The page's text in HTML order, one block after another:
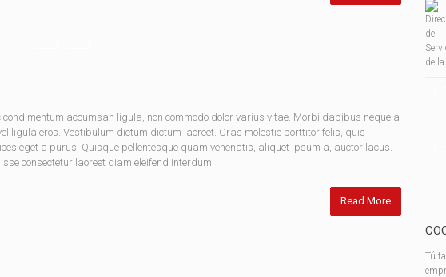
accumsan ligula, non commodo dolor varius vitae. Morbi dapibus neque a
ligula eros. Vestibulum dictum dictum laoreet. Cras molestie porttitor felis, quis
eget a purus. Quisque pellentesque quam venenatis, aliquet ipsum a, auctor lacus.
consectetur laoreet diam eleifend interdum.
Read More
Tú